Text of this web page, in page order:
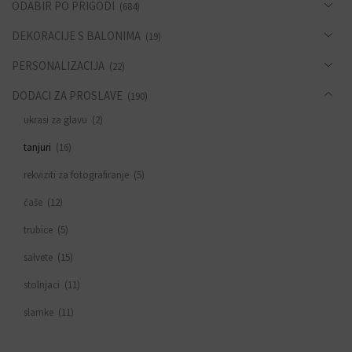
ODABIR PO PRIGODI (684)
DEKORACIJE S BALONIMA (19)
PERSONALIZACIJA (22)
DODACI ZA PROSLAVE (190)
ukrasi za glavu (2)
tanjuri (16)
rekviziti za fotografiranje (5)
čaše (12)
trubice (5)
salvete (15)
stolnjaci (11)
slamke (11)